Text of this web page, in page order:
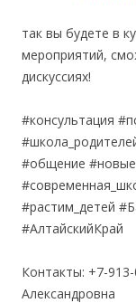
так вы будете в
мероприятий,
дискуссиях!
#консультация
#общение
#растим_детей
#АлтайскийКрай
Контакты: +7-
Александровна